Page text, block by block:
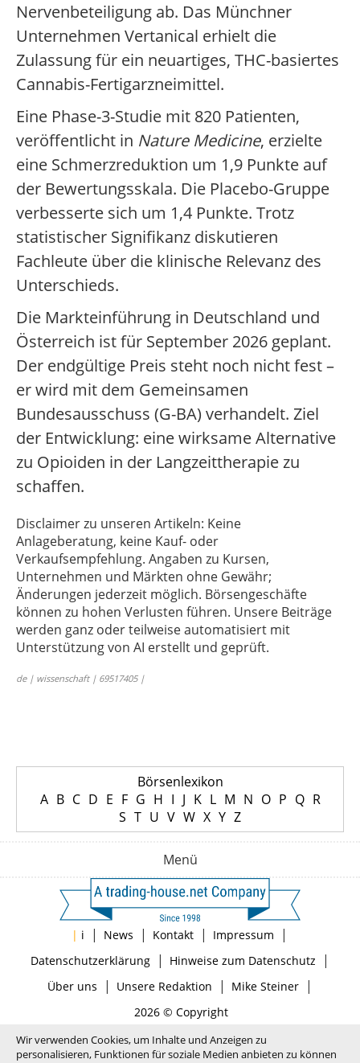
Nervenbeteiligung ab. Das Münchner
Unternehmen Vertanical erhielt die
Zulassung für ein neuartiges, THC-basiertes
Cannabis-Fertigarzneimittel.
Eine Phase-3-Studie mit 820 Patienten,
veröffentlicht in Nature Medicine, erzielte
eine Schmerzreduktion um 1,9 Punkte auf
der Bewertungsskala. Die Placebo-Gruppe
verbesserte sich um 1,4 Punkte. Trotz
statistischer Signifikanz diskutieren
Fachleute über die klinische Relevanz des
Unterschieds.
Die Markteinführung in Deutschland und
Österreich ist für September 2026 geplant.
Der endgültige Preis steht noch nicht fest –
er wird mit dem Gemeinsamen
Bundesausschuss (G-BA) verhandelt. Ziel
der Entwicklung: eine wirksame Alternative
zu Opioiden in der Langzeittherapie zu
schaffen.
Disclaimer zu unseren Artikeln: Keine
Anlageberatung, keine Kauf- oder
Verkaufsempfehlung. Angaben zu Kursen,
Unternehmen und Märkten ohne Gewähr;
Änderungen jederzeit möglich. Börsengeschäfte
können zu hohen Verlusten führen. Unsere Beiträge
werden ganz oder teilweise automatisiert mit
Unterstützung von AI erstellt und geprüft.
de | wissenschaft | 69517405 |
Börsenlexikon
A B C D E F G H I J K L M N O P Q R
S T U V W X Y Z
Menü
| i | News | Kontakt | Impressum |
Datenschutzerklärung| Hinweise zum Datenschutz |
Über uns | Unsere Redaktion | Mike Steiner|
2026 © Copyright
Wir verwenden Cookies, um Inhalte und Anzeigen zu
personalisieren, Funktionen für soziale Medien anbieten zu können